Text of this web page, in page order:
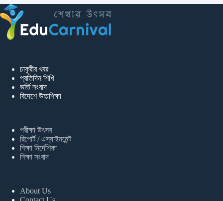
চাকুরীর খবর
প্রতিদিন শিখি
ভর্তি সংবাদ
বিদেশে উচ্চশিক্ষা
পরীক্ষা উৎসব
রিপোর্ট / এস্যাইনমেন্ট
শিক্ষা নির্দেশিকা
শিক্ষা সংবাদ
About Us